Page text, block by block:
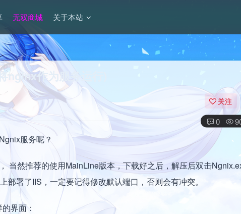
无双商城 关于本站
作为服务运行)
关注
0
服务呢？
当然推荐的使用MainLine版本，下载好之后，解压后双击
署了IIS，一定要记得修改默认端口，否则会有冲突。
界面：